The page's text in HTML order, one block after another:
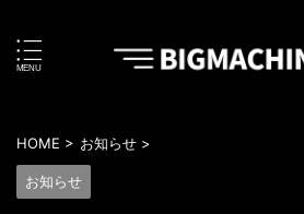
HOME > お知らせ >
お知らせ